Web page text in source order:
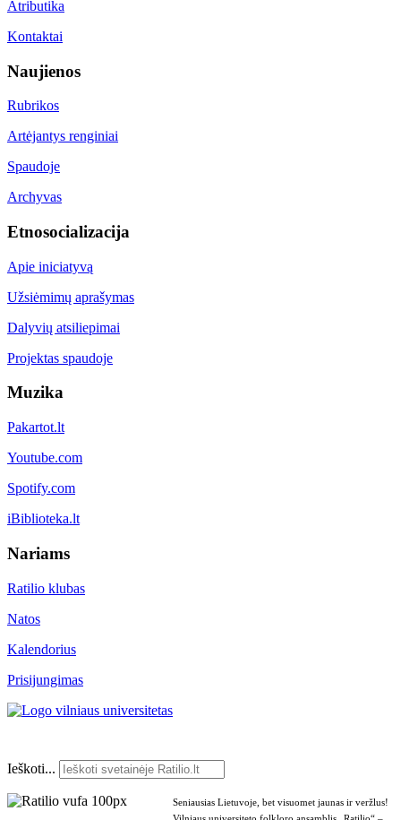
Atributika
Kontaktai
Naujienos
Rubrikos
Artėjantys renginiai
Spaudoje
Archyvas
Etnosocializacija
Apie iniciatyvą
Užsiėmimų aprašymas
Dalyvių atsiliepimai
Projektas spaudoje
Muzika
Pakartot.lt
Youtube.com
Spotify.com
iBiblioteka.lt
Nariams
Ratilio klubas
Natos
Kalendorius
Prisijungimas
Ieškoti...
Seniausias Lietuvoje, bet visuomet jaunas ir veržlus!